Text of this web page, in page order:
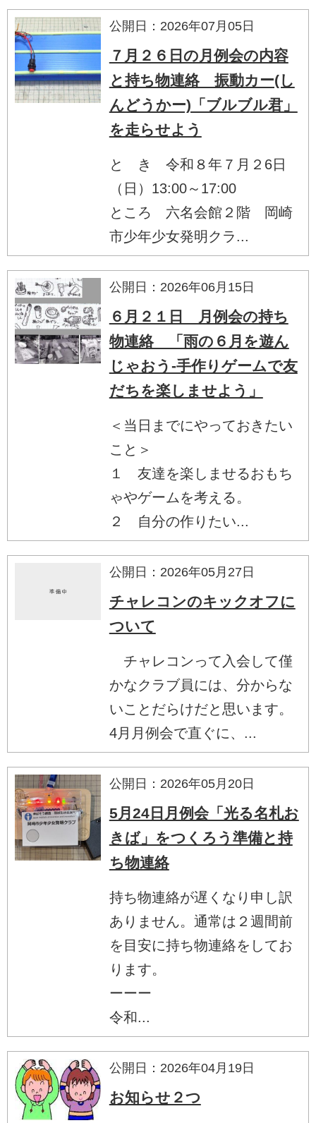
公開日：2026年07月05日
７月２６日の月例会の内容
と持ち物連絡 振動カー(し
んどうかー)「ブルブル君」
を走らせよう
と き 令和８年７月２6日
（日）13:00～17:00
ところ 六名会館２階 岡崎
市少年少女発明クラ...
公開日：2026年06月15日
６月２１日 月例会の持ち
物連絡 「雨の６月を遊ん
じゃおう‐手作りゲームで友
だちを楽しませよう」
＜当日までにやっておきたい
こと＞
１ 友達を楽しませるおもち
ゃやゲームを考える。
２ 自分の作りたい...
公開日：2026年05月27日
チャレコンのキックオフに
ついて
チャレコンって入会して僅
かなクラブ員には、分からな
いことだらけだと思います。
4月月例会で直ぐに、...
公開日：2026年05月20日
5月24日月例会「光る名札お
きば」をつくろう準備と持
ち物連絡
持ち物連絡が遅くなり申し訳
ありません。通常は２週間前
を目安に持ち物連絡をしてお
ります。
ーーー
令和...
公開日：2026年04月19日
お知らせ２つ